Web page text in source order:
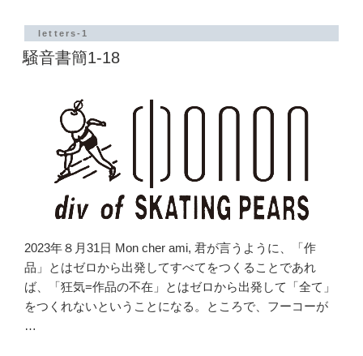
19”
letters-1
騒音書簡1-18
2023年８月31日 Mon cher ami, 君が言うように、「作
品」とはゼロから出発してすべてをつくることであれ
ば、「狂気=作品の不在」とはゼロから出発して「全て」
をつくれないということになる。ところで、フーコーが
…